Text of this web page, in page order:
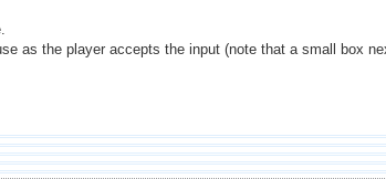
as the player accepts the input (note that a small box